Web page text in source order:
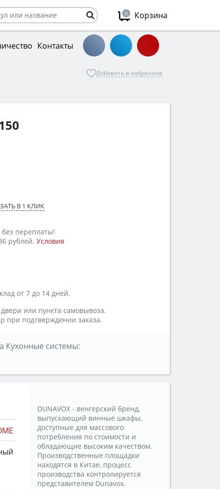
0 Корзина
Контакты
Добавить в избранное
В 1 КЛИК
переплаты!
рублей. Условия
от 7 до 14 дней.
или пункта самовывоза.
при подтверждении заказа.
Кухонные системы:
DUNAVOX - венгерский бренд,
выпускающий винные шкафы,
доступные для массового
потребления по стоимости и
обладающие высоким качеством.
Производственные площадки
находятся в Китае, процесс
производства контролируется
представителем Dunavox.